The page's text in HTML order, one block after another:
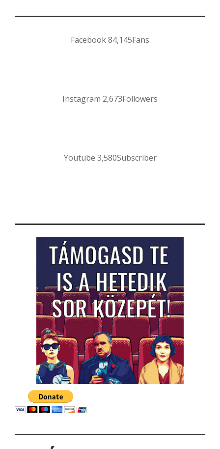
Facebook84,145Fans
Instagram 2,673Followers
Youtube 3,580Subscriber